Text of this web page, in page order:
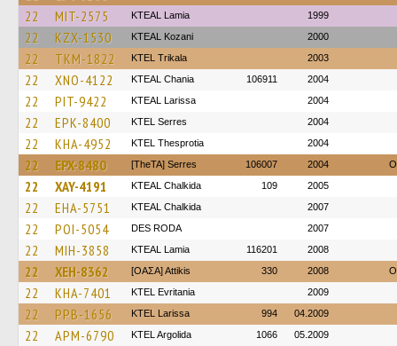
22
MIT-2575 KTEAL Lamia 1999
22 KZX-1530 KTEAL Kozani 2000
22 TKM-1822 ΚΤΕL Τrikala 2003
22 XNO-4122 KTEAL Chania 106911 2004
22 PIT-9422 KTEAL Larissa 2004
22 EPK-8400 KTEL Serres 2004
22 KHA-4952 KTEL Thesprotia 2004
22 EPX-8480 [TheTA] Serres 106007 2004
22 XAY-4191 KTEAL Chalkida 109 2005
22 EHA-5751 KTEAL Chalkida 2007
22 POI-5054 DES RODA 2007
22 MIH-3858 KTEAL Lamia 116201 2008
22 XEH-8362 [ΟΑΣΑ] Αttikis 330 2008
22 KHA-7401 ΚΤΕL Evritania 2009
22 PPB-1656 KTEL Larissa 994 04.2009
22 APM-6790 KTEL Argolida 1066 05.2009